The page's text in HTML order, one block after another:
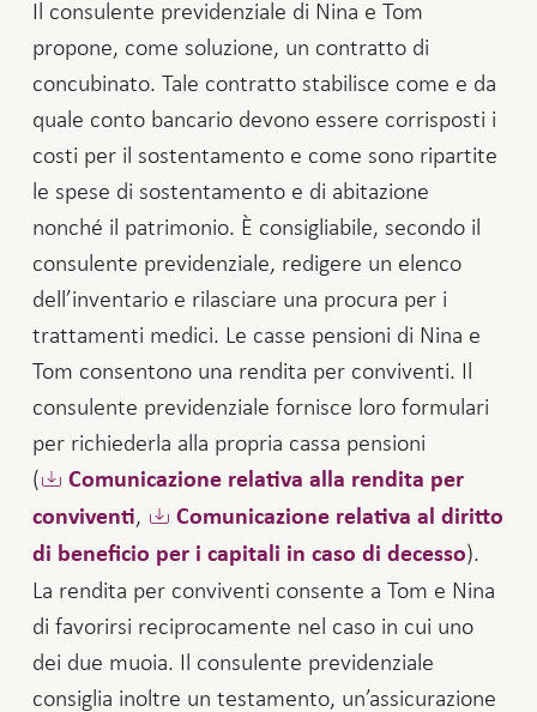
Il consulente previdenziale di Nina e Tom
propone, come soluzione, un contratto di
concubinato. Tale contratto stabilisce come e da
quale conto bancario devono essere corrisposti i
costi per il sostentamento e come sono ripartite
le spese di sostentamento e di abitazione
nonché il patrimonio. È consigliabile, secondo il
consulente previdenziale, redigere un elenco
dell’inventario e rilasciare una procura per i
trattamenti medici. Le casse pensioni di Nina e
Tom consentono una rendita per conviventi. Il
consulente previdenziale fornisce loro formulari
per richiederla alla propria cassa pensioni
(
Comunicazione relativa alla rendita per
conviventi,
Comunicazione relativa al diritto
di beneficio per i capitali in caso di decesso).
La rendita per conviventi consente a Tom e Nina
di favorirsi reciprocamente nel caso in cui uno
dei due muoia. Il consulente previdenziale
consiglia inoltre un testamento, un’assicurazione